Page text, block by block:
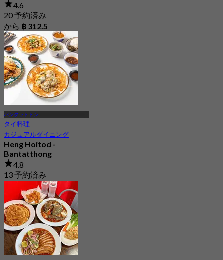
4.6
20 予約済み
から ฿ 312.5
バンタットトン
タイ料理
カジュアルダイニング
Heng Hoitod -
Bantatthong
4.8
13 予約済み
฿ 230